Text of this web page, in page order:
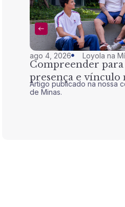
ago 4, 2026 Loyola na
Compreender
presença e vínculo
Artigo publicado na nossa
de Minas.